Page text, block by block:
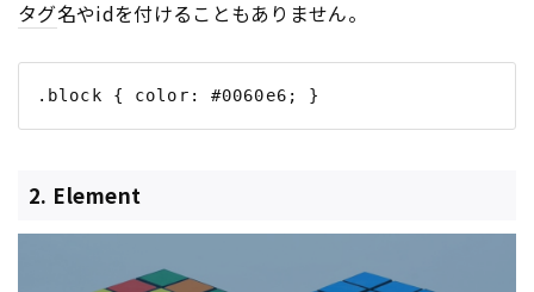
タグ名やidを付けることもありません。
2. Element